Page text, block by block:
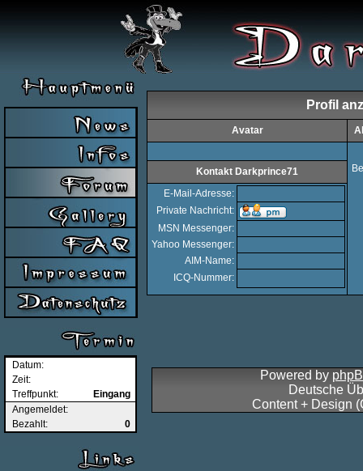
Datum:
Zeit:
Treffpunkt:
Eingang
Angemeldet:
Bezahlt:
0
Profil
Avatar
Kontakt Darkprince71
E-Mail-Adresse:
Private Nachricht:
MSN Messenger:
Yahoo Messenger:
AIM-Name:
ICQ-Nummer:
Powered by
Deutsche
Content + Design